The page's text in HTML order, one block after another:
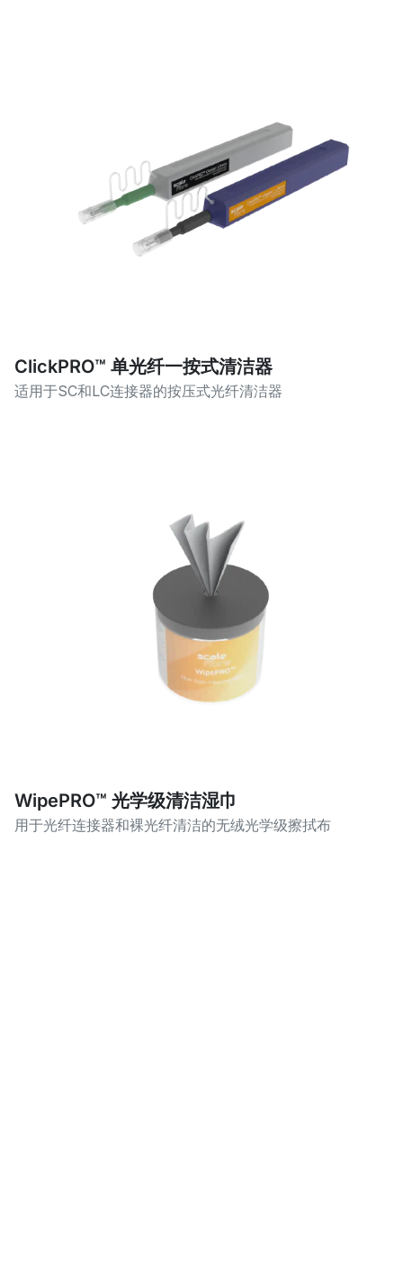
ClickPRO™ 单光纤一按式清洁器
适用于SC和LC连接器的按压式光纤清洁器
WipePRO™ 光学级清洁湿巾
用于光纤连接器和裸光纤清洁的无绒光学级擦拭布